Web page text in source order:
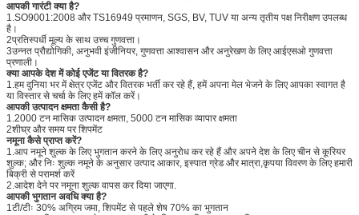
आपकी गारंटी क्या है?
1.SO9001:2008 और TS16949 प्रमाणन, SGS, BV, TUV या अन्य तृतीय पक्ष निरीक्षण उपलब्ध
है।
2प्रतिस्पर्धी मूल्य के साथ उच्च गुणवत्ता।
3उन्नत प्रौद्योगिकी, अनुभवी इंजीनियर, गुणवत्ता आश्वासन और अनुरेखण के लिए आईएसओ गुणवत्ता
प्रणाली।
क्या आपके देश में कोई एजेंट या वितरक है?
1.हम दुनिया भर में क्षेत्र एजेंट और वितरक भर्ती कर रहे हैं, हमें अपना मेल भेजने के लिए आपका स्वागत है
या विस्तार से चर्चा के लिए हमें कॉल करें।
आपकी उत्पादन क्षमता कैसी है?
1.2000 टन मासिक उत्पादन क्षमता, 5000 टन मासिक व्यापार क्षमता
2शीघ्र और समय पर शिपमेंट
नमूना कैसे प्राप्त करें?
1.आप नमूने शुल्क के लिए भुगतान करने के लिए अनुरोध कर रहे हैं और अपने देश के लिए चीन से कूरियर
शुल्क; और निः शुल्क नमूने के अनुसार उत्पाद आकार, इस्पात ग्रेड और मात्रा,कृपया विवरण के लिए हमारी
बिक्री से परामर्श करें
2.आदेश देने पर नमूना शुल्क वापस कर दिया जाएगा.
आपकी भुगतान अवधि क्या है?
1टी/टीः 30% अग्रिम जमा, शिपमेंट से पहले शेष 70% का भुगतान